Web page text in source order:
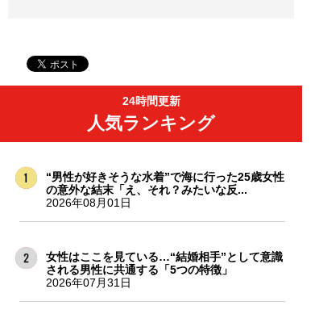
24時間更新
人気ランキング
“男性が好きそうな水着”で海に行った25歳女性
の意外な結末「え、それ？みたいな反...
2026年08月01日
女性はここを見ている…“結婚相手”として意識
される男性に共通する「5つの特徴」
2026年07月31日